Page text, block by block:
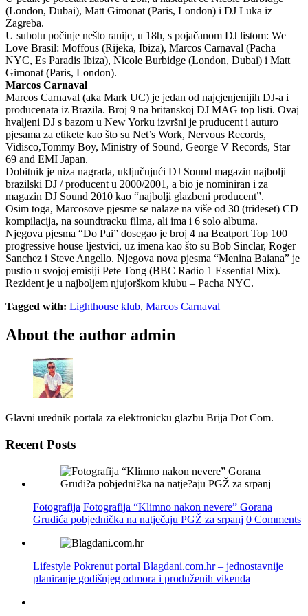
(London, Dubai), Matt Gimonat (Paris, London) i DJ Luka iz
Zagreba.
U subotu počinje nešto ranije, u 18h, s pojačanom DJ listom: We
Love Brasil: Moffous (Rijeka, Ibiza), Marcos Carnaval (Pacha
NYC, Es Paradis Ibiza), Nicole Burbidge (London, Dubai) i Matt
Gimonat (Paris, London).
Marcos Carnaval
Marcos Carnaval (aka Mark UC) je jedan od najcjenjenijih DJ-a i
producenata iz Brazila. Broj 9 na britanskoj DJ MAG top listi. Ovaj
hvaljeni DJ s bazom u New Yorku izvršni je pruducent i auturo
pjesama za etikete kao što su Net’s Work, Nervous Records,
Vidisco,Tommy Boy, Ministry of Sound, George V Records, Star
69 and EMI Japan.
Dobitnik je niza nagrada, uključujući DJ Sound magazin najbolji
brazilski DJ / producent u 2000/2001, a bio je nominiran i za
magazin DJ Sound 2010 kao “najbolji glazbeni producent”.
Osim toga, Marcosove pjesme se nalaze na više od 30 (trideset) CD
kompilacija, na soundtracku filma, ali ima i 6 solo albuma.
Njegova pjesma “Do Pai” dosegao je broj 4 na Beatport Top 100
progressive house ljestvici, uz imena kao što su Bob Sinclar, Roger
Sanchez i Steve Angello. Njegova nova pjesma “Menina Baiana” je
pustio u svojoj emisiji Pete Tong (BBC Radio 1 Essential Mix).
Rezident je u najboljem njujorškom klubu – Pacha NYC.
Tagged with: Lighthouse klub, Marcos Carnaval
About the author admin
Glavni urednik portala za elektronicku glazbu Brija Dot Com.
Recent Posts
Fotografija Fotografija “Klimno nakon nevere” Gorana
Grudića pobjednička na natječaju PGŽ za srpanj 0 Comments
Lifestyle Pokrenut portal Blagdani.com.hr – jednostavnije
planiranje godišnjeg odmora i produženih vikenda